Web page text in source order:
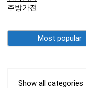
주방가전
Most popular
Show all categories